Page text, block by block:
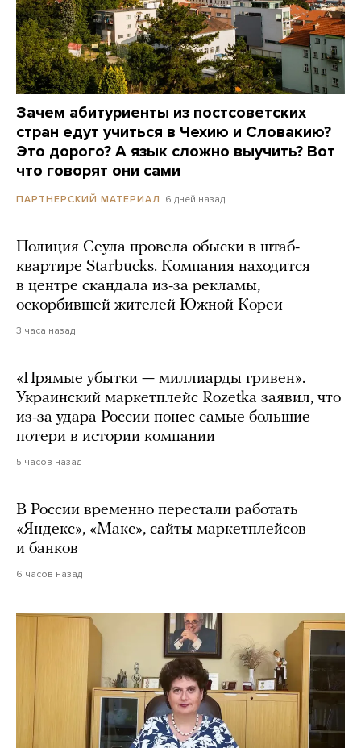
Зачем абитуриенты из постсоветских
стран едут учиться в Чехию и Словакию?
Это дорого? А язык сложно выучить? Вот
что говорят они сами
ПАРТНЕРСКИЙ МАТЕРИАЛ 6 дней назад
Полиция Сеула провела обыски в штаб-
квартире Starbucks. Компания находится
в центре скандала из-за рекламы,
оскорбившей жителей Южной Кореи
3 часа назад
«Прямые убытки — миллиарды гривен».
Украинский маркетплейс Rozetka заявил, что
из-за удара России понес самые большие
потери в истории компании
5 часов назад
В России временно перестали работать
«Яндекс», «Макс», сайты маркетплейсов
и банков
6 часов назад